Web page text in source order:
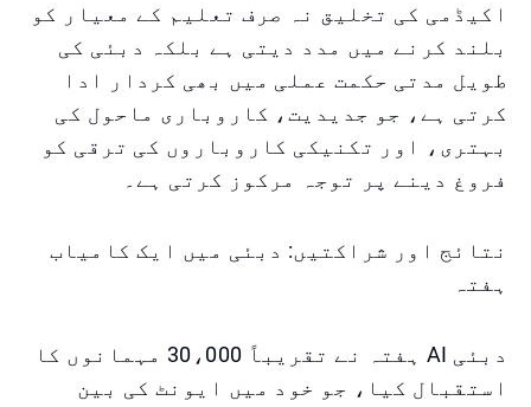
اکیڈمی کی تخلیق نہ صرف تعلیم کے معیار کو
بلند کرنے میں مدد دیتی ہے بلکہ دبئی کی
طویل مدتی حکمت عملی میں بھی کردار ادا
کرتی ہے، جو جدیدیت، کاروباری ماحول کی
بہتری، اور تکنیکی کاروباروں کی ترقی کو
فروغ دینے پر توجہ مرکوز کرتی ہے۔
نتائج اور شراکتیں: دبئی میں ایک کامیاب
ہفتہ
دبئی AI ہفتہ نے تقریباً 30،000 مہمانوں کا
استقبال کیا، جو خود میں ایونٹ کی بین